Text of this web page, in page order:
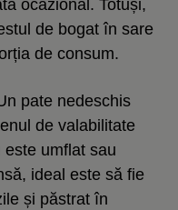
ocazional. Totuși,
de bogat în sare
de consum.
pate nedeschis
de valabilitate
umflat sau
ideal este să fie
și păstrat în